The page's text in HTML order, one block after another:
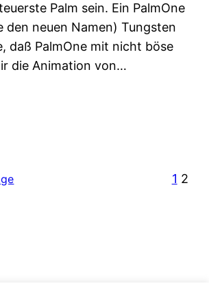
Palm sein. Ein PalmOne
den neuen Namen) Tungsten
daß PalmOne mit nicht böse
die Animation von…
1 2